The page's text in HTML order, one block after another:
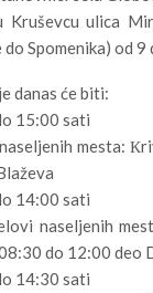
ulica
Spomenika) od 9
danas će biti:
15:00 sati
mesta:
14:00 sati
naseljenih
do 12:00 deo
14:30 sati